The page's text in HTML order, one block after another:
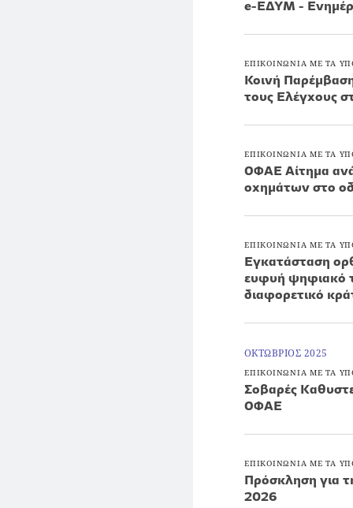
e-EΔΥΜ -
ΕΠΙΚΟΙΝΩΝΙΑ ΜΕ ΤΑ
Κοινή
τους Ελέγχους
ΕΠΙΚΟΙΝΩΝΙΑ ΜΕ ΤΑ
ΟΦΑΕ Αίτημα
οχημάτων στο
ΕΠΙΚΟΙΝΩΝΙΑ ΜΕ ΤΑ
Εγκατάσταση
ευφυή ψηφιακό
διαφορετικό
ΟΚΤΩΒΡΙΟΣ 2025
ΕΠΙΚΟΙΝΩΝΙΑ ΜΕ ΤΑ
Σοβαρές
ΟΦΑΕ
ΕΠΙΚΟΙΝΩΝΙΑ ΜΕ ΤΑ
Πρόσκληση για
2026